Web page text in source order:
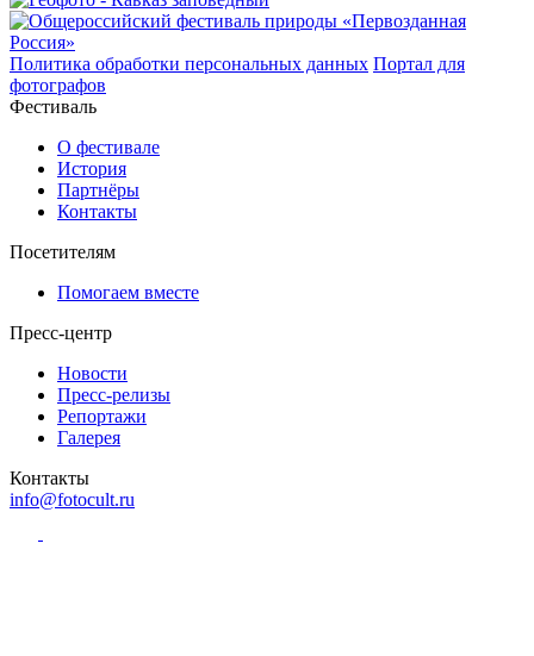
Политика обработки персональных данных Портал для
фотографов
Фестиваль
О фестивале
История
Партнёры
Контакты
Посетителям
Помогаем вместе
Пресс-центр
Новости
Пресс-релизы
Репортажи
Галерея
Контакты
info@fotocult.ru